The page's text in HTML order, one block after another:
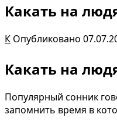
Какать на
К Опубликовано
Какать на
Популярный сонник
запомнить время в